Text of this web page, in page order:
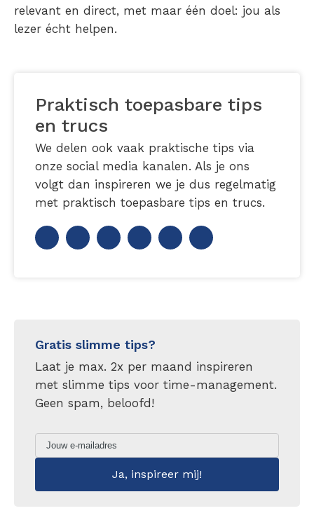
relevant en direct, met maar één doel: jou als
lezer écht helpen.
Praktisch toepasbare tips
en trucs
We delen ook vaak praktische tips via
onze social media kanalen. Als je ons
volgt dan inspireren we je dus regelmatig
met praktisch toepasbare tips en trucs.
Gratis slimme tips?
Laat je max. 2x per maand inspireren
met slimme tips voor time-management.
Geen spam, beloofd!